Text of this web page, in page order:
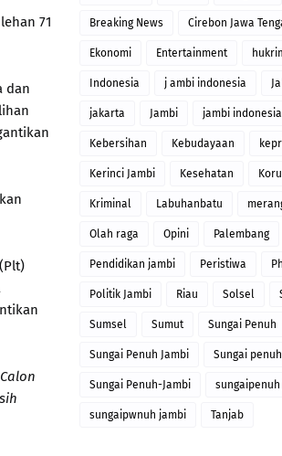
71
dan
Breaking News Cirebon Jawa
Ekonomi Entertainment
Indonesia j ambi indonesia
jakarta Jambi jambi indonesia
Kebersihan Kebudayaan
Kerinci Jambi Kesehatan
Kriminal Labuhanbatu
Olah raga Opini Palembang
Pendidikan jambi Peristiwa
Politik Jambi Riau Solsel
Sumsel Sumut Sungai Penuh
Sungai Penuh Jambi Sungai
Sungai Penuh-Jambi
sungaipwnuh jambi Tanjab